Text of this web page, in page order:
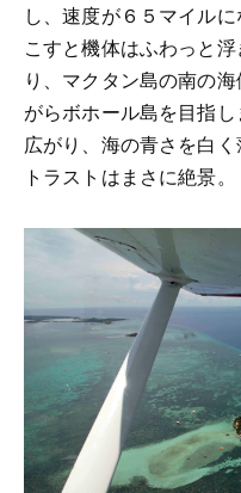
し、速度が６５マイル
こすと機体はふわっと
り、マクタン島の南の
がらボホール島を目指
広がり、海の青さを白
トラストはまさに絶景。